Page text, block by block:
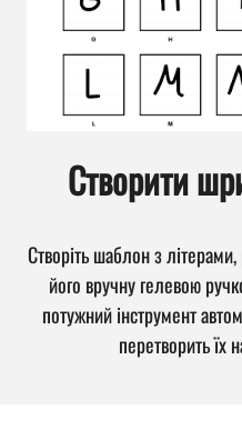
Створити
Створіть шаблон з
його вручну гелевою
потужний інструмент
перетворить їх